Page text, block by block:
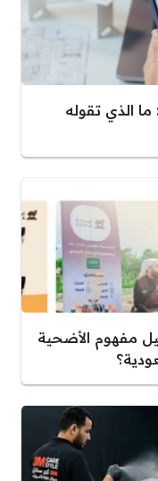
ما الذي تقوله
مفهوم الأضحية